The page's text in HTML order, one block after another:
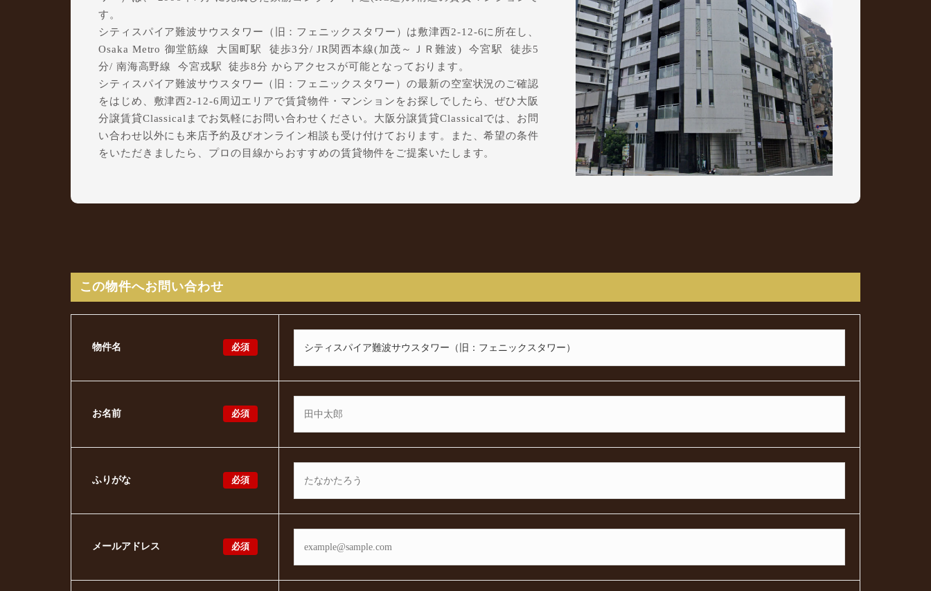
す。
シティスパイア難波サウスタワー（旧：フェニックスタワー）は敷津西2-12-6に所在し、
Osaka Metro 御堂筋線 大国町駅 徒歩3分/ JR関西本線(加茂～ＪＲ難波) 今宮駅 徒歩5
分/ 南海高野線 今宮戎駅 徒歩8分 からアクセスが可能となっております。
シティスパイア難波サウスタワー（旧：フェニックスタワー）の最新の空室状況のご確認
をはじめ、敷津西2-12-6周辺エリアで賃貸物件・マンションをお探しでしたら、ぜひ大阪
分譲賃貸Classicalまでお気軽にお問い合わせください。大阪分譲賃貸Classicalでは、お問
い合わせ以外にも来店予約及びオンライン相談も受け付けております。また、希望の条件
をいただきましたら、プロの目線からおすすめの賃貸物件をご提案いたします。
この物件へお問い合わせ
必須
物件名
必須
お名前
必須
ふりがな
必須
メールアドレス